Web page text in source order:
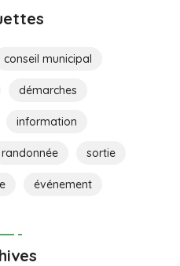
conseil municipal
démarches
information
randonnée sortie
événement